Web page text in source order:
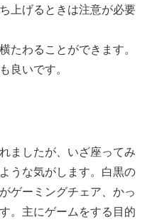
上げるときは注意が必要
たわることができます。
良いです。
ましたが、いざ座ってみ
うな気がします。白黒の
ゲーミングチェア、かっ
。主にゲームをする目的